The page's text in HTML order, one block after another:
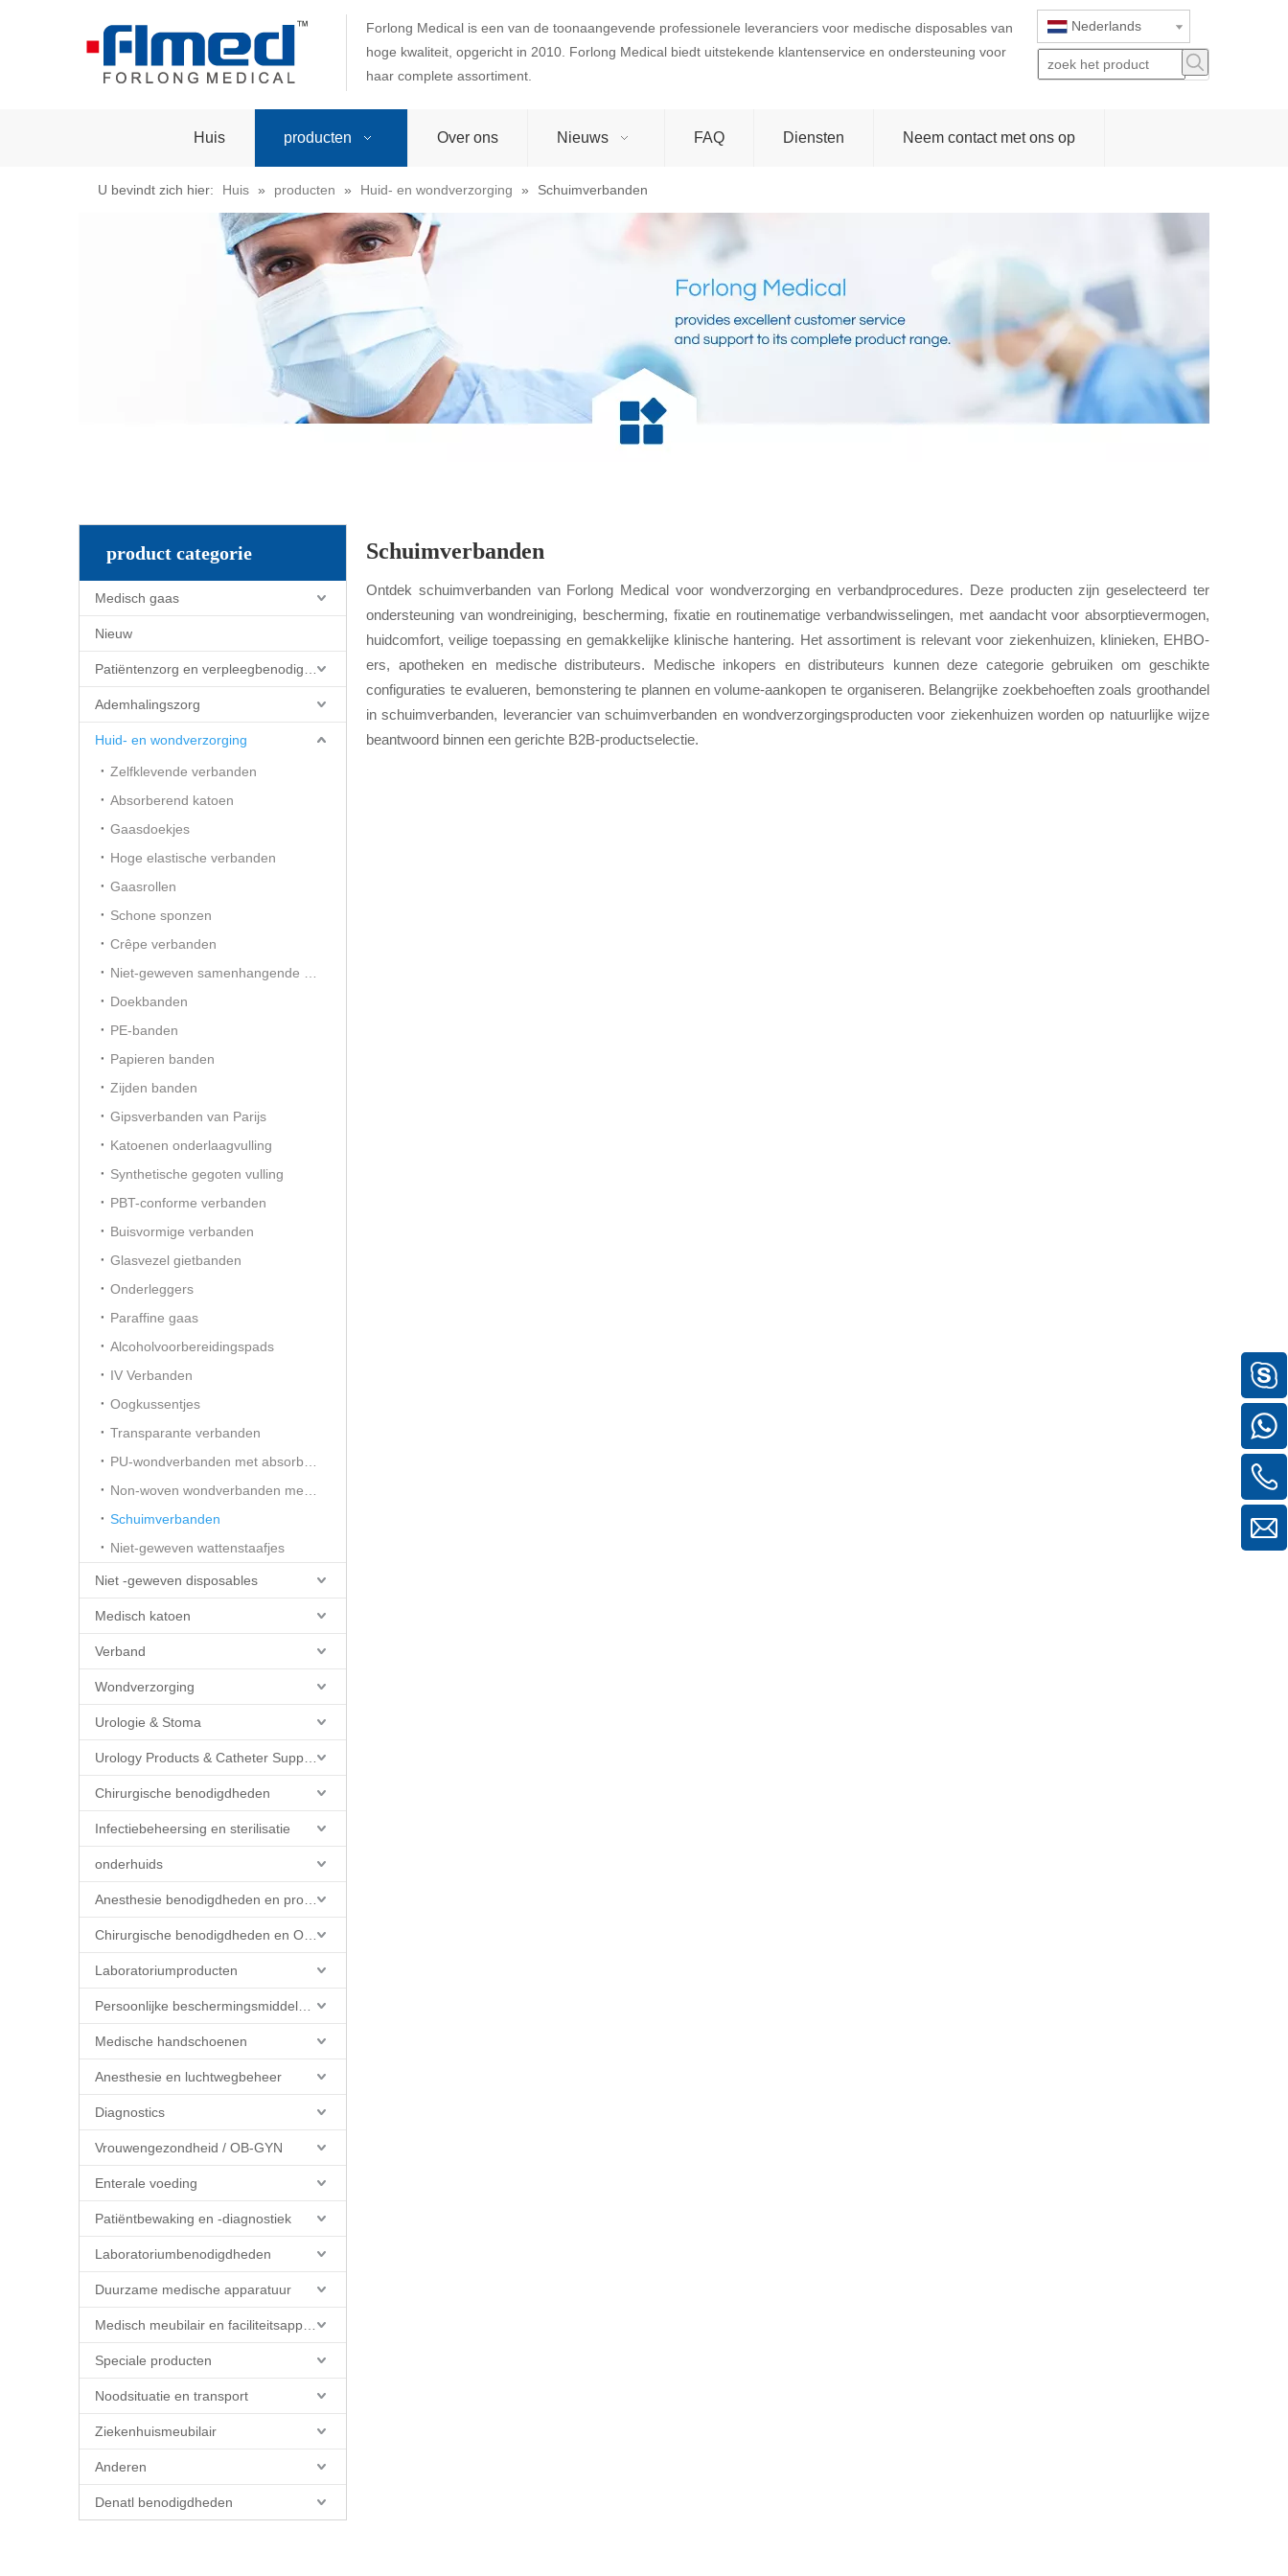
Forlong Medical is een van de toonaangevende professionele leveranciers voor medische disposables van
hoge kwaliteit, opgericht in 2010. Forlong Medical biedt uitstekende klantenservice en ondersteuning voor
haar complete assortiment.
Nederlands
Huis producten Over ons Nieuws FAQ Diensten Neem contact met ons op
U bevindt zich hier: Huis » producten » Huid- en wondverzorging » Schuimverbanden
product categorie
Medisch gaas
Nieuw
Ademhalingszorg
Huid- en wondverzorging
Zelfklevende verbanden
Absorberend katoen
Gaasdoekjes
Hoge elastische verbanden
Gaasrollen
Schone sponzen
Crêpe verbanden
Doekbanden
PE-banden
Papieren banden
Zijden banden
Gipsverbanden van Parijs
Katoenen onderlaagvulling
Synthetische gegoten vulling
PBT-conforme verbanden
Buisvormige verbanden
Glasvezel gietbanden
Onderleggers
Paraffine gaas
Alcoholvoorbereidingspads
IV Verbanden
Oogkussentjes
Transparante verbanden
Schuimverbanden
Niet-geweven wattenstaafjes
Niet -geweven disposables
Medisch katoen
Verband
Wondverzorging
Urologie & Stoma
Chirurgische benodigdheden
Infectiebeheersing en sterilisatie
onderhuids
Laboratoriumproducten
Medische handschoenen
Anesthesie en luchtwegbeheer
Diagnostics
Vrouwengezondheid / OB-GYN
Enterale voeding
Patiëntbewaking en -diagnostiek
Laboratoriumbenodigdheden
Duurzame medische apparatuur
Speciale producten
Noodsituatie en transport
Ziekenhuismeubilair
Anderen
Denatl benodigdheden
Schuimverbanden
Ontdek schuimverbanden van Forlong Medical voor wondverzorging en verbandprocedures. Deze producten zijn geselecteerd ter
ondersteuning van wondreiniging, bescherming, fixatie en routinematige verbandwisselingen, met aandacht voor absorptievermogen,
huidcomfort, veilige toepassing en gemakkelijke klinische hantering. Het assortiment is relevant voor ziekenhuizen, klinieken, EHBO-
ers, apotheken en medische distributeurs. Medische inkopers en distributeurs kunnen deze categorie gebruiken om geschikte
configuraties te evalueren, bemonstering te plannen en volume-aankopen te organiseren. Belangrijke zoekbehoeften zoals groothandel
in schuimverbanden, leverancier van schuimverbanden en wondverzorgingsproducten voor ziekenhuizen worden op natuurlijke wijze
beantwoord binnen een gerichte B2B-productselectie.